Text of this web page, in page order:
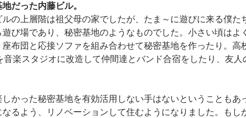
だった内藤ビル。
ルの上層階は祖父母の家でしたが、たま～に遊びに来る僕た
遊び場であり、秘密基地のようなものでした。小さい頃はよ
座布団と応接ソファを組み合わせて秘密基地を作ったり。高
音楽スタジオに改造して仲間達とバンド合宿をしたり、友人
しかった秘密基地を有効活用しない手はないということもあ
なるよう、リノベーションして住むようになりました。もし